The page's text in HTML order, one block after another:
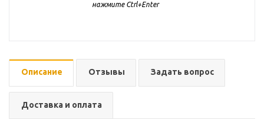
нажмите Ctrl+Enter
Описание Отзывы Задать вопрос
Доставка и оплата